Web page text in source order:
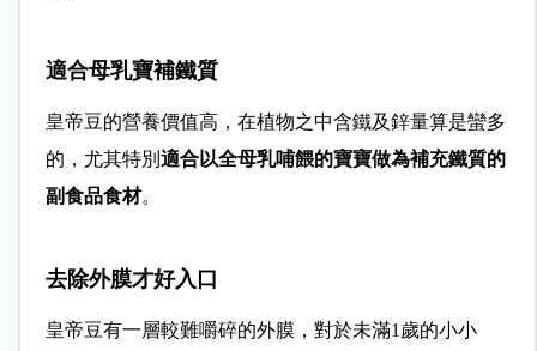
適合母乳寶補鐵質
皇帝豆的營養價值高，在植物之中含鐵及鋅量算是蠻多
的，尤其特別 適合以全母乳哺餵的寶寶做為補充鐵質的
副食品食材。
去除外膜才好入口
皇帝豆有一層較難嚼碎的外膜，對於未滿1歲的小小